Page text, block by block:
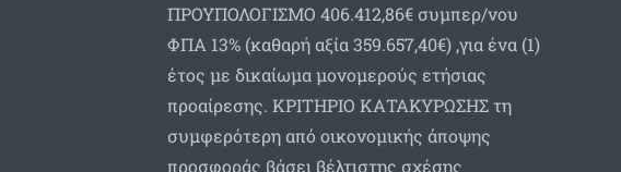
ΠΡΟΥΠΟΛΟΓΙΣΜΟ 406.412,86€ συμπερ/νου
ΦΠΑ 13% (καθαρή αξία 359.657,40€) ,για ένα (1)
έτος με δικαίωμα μονομερούς ετήσιας
προαίρεσης. ΚΡΙΤΗΡΙΟ ΚΑΤΑΚΥΡΩΣΗΣ τη
συμφερότερη από οικονομικής άποψης
προσφοράς βάσει βέλτιστης σχέσης